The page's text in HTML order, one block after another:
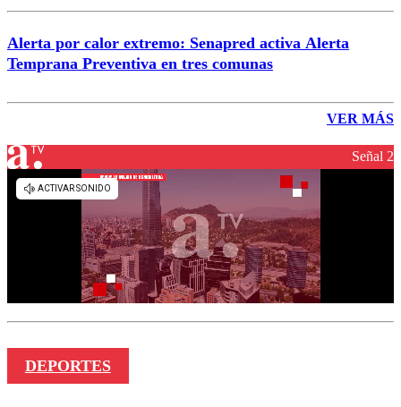
Alerta por calor extremo: Senapred activa Alerta
Temprana Preventiva en tres comunas
VER MÁS
Señal 2
DEPORTES